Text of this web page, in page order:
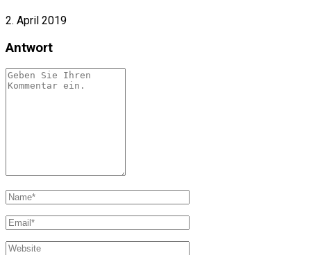
2. April 2019
Antwort